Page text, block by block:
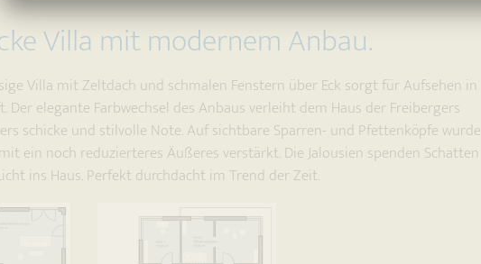
Villa mit modernem Anbau.
Villa mit Zeltdach und schmalen Fenstern über Eck sorgt für Aufsehen in
Der elegante Farbwechsel des Anbaus verleiht dem Haus der Freibergers
schicke und stilvolle Note. Auf sichtbare Sparren- und Pfettenköpfe wurde
ein noch reduzierteres Äußeres verstärkt. Die Jalousien spenden Schatten
ins Haus. Perfekt durchdacht im Trend der Zeit.